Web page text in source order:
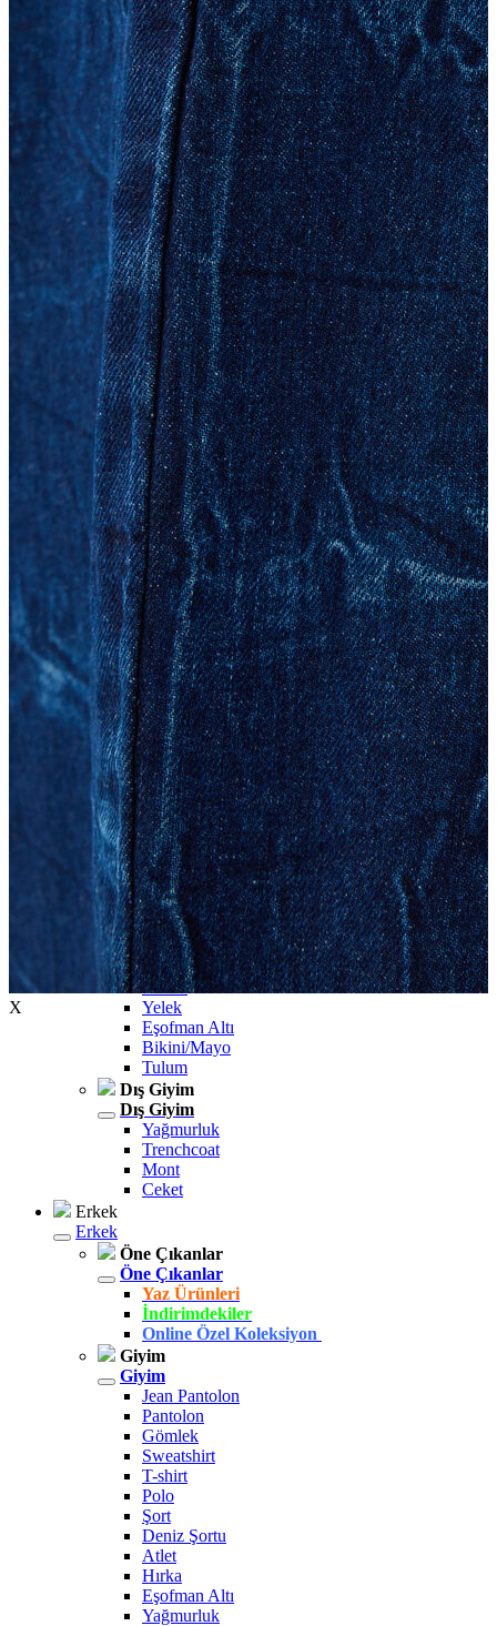
Atlet
Elbise
Eşofman Altı
Mont
Kazak
Yelek
Yağmurluk
Trenchcoat
Kaban
ERKEK
ERKEK
Jean Pantolon
Pantolon
Sweatshirt
Gömlek
Ceket
Eşofman Altı
T-shirt
Polo K.Kol
Hırka
Kazak
Mont
Kaban
Trenchcoat
Kadın
Kadın
Öne Çıkanlar
Öne Çıkanlar
Yaz Ürünleri
İndirimdekiler
Giyim
Giyim
Jean Pantolon
Pantolon
Gömlek
T-shirt
Polo T-shirt
Bluz
Etek
Elbise
Şort
Kapri
Atlet
Top
Sweatshirt
Kazak
Yelek
Eşofman Altı
Bikini/Mayo
Tulum
Dış Giyim
Dış Giyim
Yağmurluk
Trenchcoat
Mont
Ceket
Erkek
Erkek
Öne Çıkanlar
Öne Çıkanlar
Yaz Ürünleri
İndirimdekiler
Online Özel Koleksiyon
Giyim
Giyim
Jean Pantolon
Pantolon
Gömlek
Sweatshirt
T-shirt
Polo
Şort
Deniz Şortu
Atlet
Hırka
Eşofman Altı
Yağmurluk
X